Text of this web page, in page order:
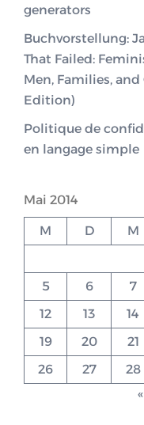
generators
Buchvorstellung:
That Failed:
Men, Families,
Edition)
Politique de
en langage simple
Mai 2014
M D M
5
6 7
12
13 14
19
20 21
26
27 28